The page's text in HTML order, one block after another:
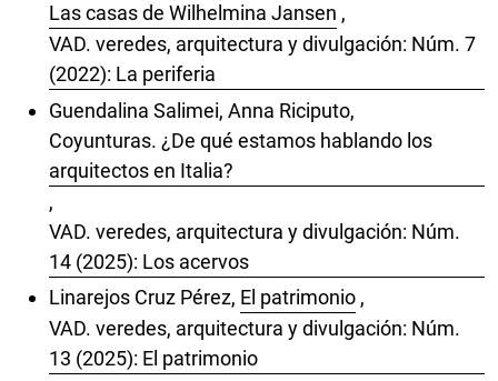
Las casas de Wilhelmina Jansen ,
VAD. veredes, arquitectura y divulgación: Núm. 7
(2022): La periferia
Guendalina Salimei, Anna Riciputo,
Coyunturas. ¿De qué estamos hablando los
arquitectos en Italia?
,
VAD. veredes, arquitectura y divulgación: Núm.
14 (2025): Los acervos
Linarejos Cruz Pérez, El patrimonio ,
VAD. veredes, arquitectura y divulgación: Núm.
13 (2025): El patrimonio